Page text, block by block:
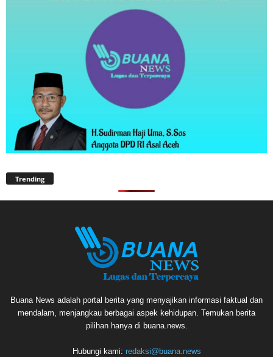
Trending
Buana News adalah portal berita yang menyajikan informasi faktual dan
mendalam, menjangkau berbagai aspek kehidupan. Temukan berita
pilihan hanya di buana.news.
Hubungi kami: redaksi@buana.news